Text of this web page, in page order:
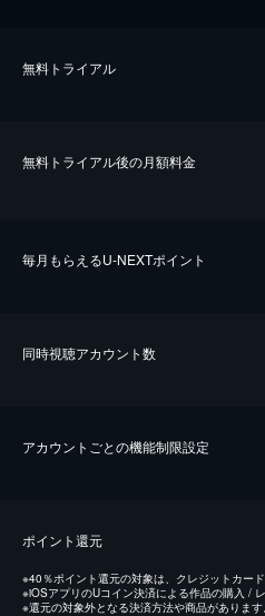
無料トライアル
無料トライアル後の⽉額料金
毎⽉もらえるU-NEXTポイント
同時視聴アカウント数
アカウントごとの機能制限設定
ポイント還元
※40％ポイント還元の対象は、クレジットカー
※iOSアプリのUコイン決済による作品の購入 /
※還元の対象外となる決済方法や商品がありま